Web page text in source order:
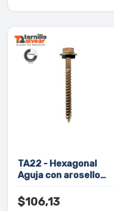
TA22 - Hexagonal
Aguja con arosello
$106,13